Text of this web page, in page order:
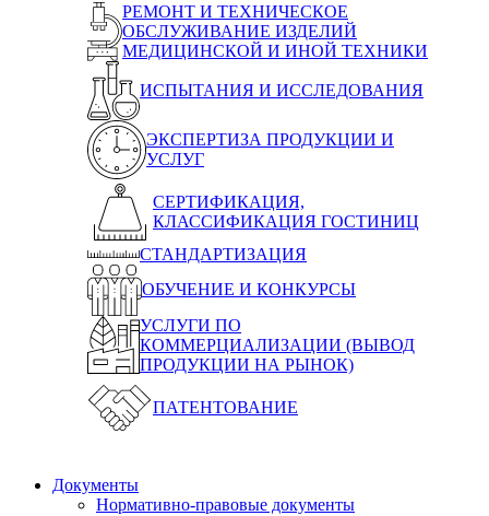
РЕМОНТ И ТЕХНИЧЕСКОЕ
ОБСЛУЖИВАНИЕ ИЗДЕЛИЙ
МЕДИЦИНСКОЙ И ИНОЙ ТЕХНИКИ
ИСПЫТАНИЯ И ИССЛЕДОВАНИЯ
ЭКСПЕРТИЗА ПРОДУКЦИИ И
УСЛУГ
СЕРТИФИКАЦИЯ,
КЛАССИФИКАЦИЯ ГОСТИНИЦ
СТАНДАРТИЗАЦИЯ
ОБУЧЕНИЕ И КОНКУРСЫ
УСЛУГИ ПО
КОММЕРЦИАЛИЗАЦИИ (ВЫВОД
ПРОДУКЦИИ НА РЫНОК)
ПАТЕНТОВАНИЕ
Документы
Нормативно-правовые документы